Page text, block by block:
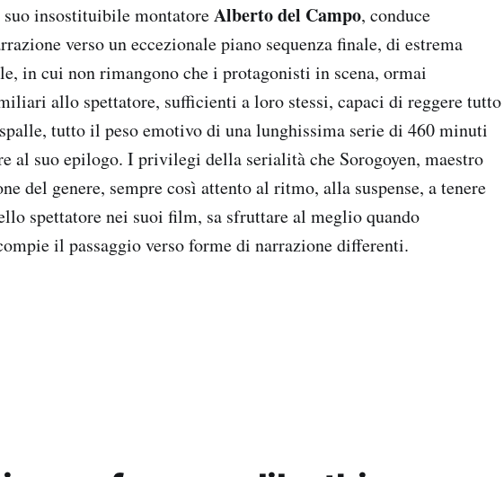
suo insostituibile montatoreAlberto del Campo, conduce
verso un eccezionale piano sequenza finale, di estrema
in cui non rimangono che i protagonisti in scena, ormai
allo spettatore, sufficienti a loro stessi, capaci di reggere tutto
tutto il peso emotivo di una lunghissima serie di 460 minuti
al suo epilogo. I privilegi della serialità che Sorogoyen, maestro
del genere, sempre così attento al ritmo, alla suspense, a tenere
spettatore nei suoi film, sa sfruttare al meglio quando
il passaggio verso forme di narrazione differenti.